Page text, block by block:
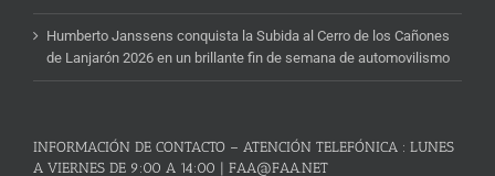
Humberto Janssens conquista la Subida al Cerro de los Cañones
de Lanjarón 2026 en un brillante fin de semana de automovilismo
INFORMACIÓN DE CONTACTO – ATENCIÓN TELEFÓNICA : LUNES
A VIERNES DE 9:00 A 14:00 | FAA@FAA.NET